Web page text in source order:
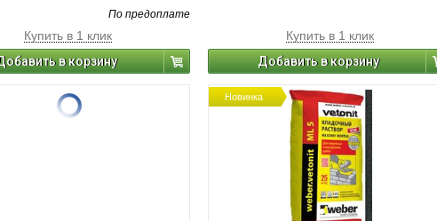
По предоплате
Купить в 1 клик
в корзину
Купить в 1 клик
Добавить в корзину
Новинка